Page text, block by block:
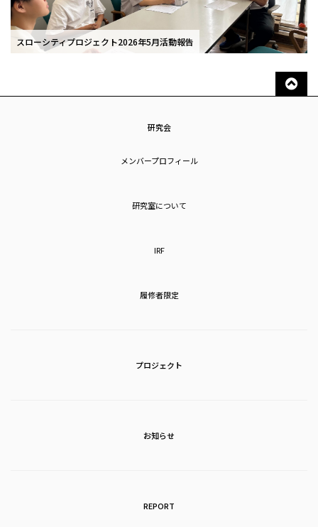
スローシティプロジェクト2026年5月活動報告
研究会
メンバープロフィール
研究室について
IRF
履修者限定
プロジェクト
お知らせ
REPORT